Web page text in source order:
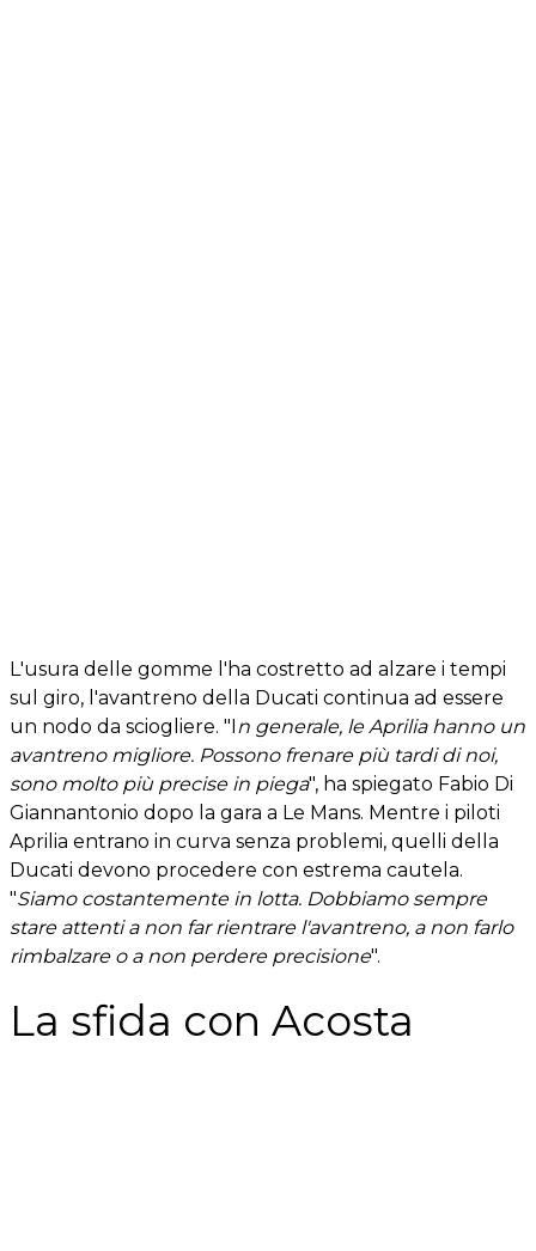
L'usura delle gomme l'ha costretto ad alzare i tempi
sul giro, l'avantreno della Ducati continua ad essere
un nodo da sciogliere. "In generale, le Aprilia hanno un
avantreno migliore. Possono frenare più tardi di noi,
sono molto più precise in piega", ha spiegato Fabio Di
Giannantonio dopo la gara a Le Mans. Mentre i piloti
Aprilia entrano in curva senza problemi, quelli della
Ducati devono procedere con estrema cautela.
"Siamo costantemente in lotta. Dobbiamo sempre
stare attenti a non far rientrare l'avantreno, a non farlo
rimbalzare o a non perdere precisione".
La sfida con Acosta